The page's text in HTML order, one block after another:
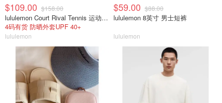
$109.00 $158.00
lululemon Court Rival Tennis 运动夹克 女士
4码有货 防晒外套UPF 40+
lululemon
$59.00 $88.00
lululemon 8英寸 男士短裤
lululemon